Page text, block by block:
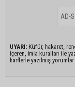
UYARI: Küfür, hakaret,
içeren, imla kuralları ile
harflerle yazılmış